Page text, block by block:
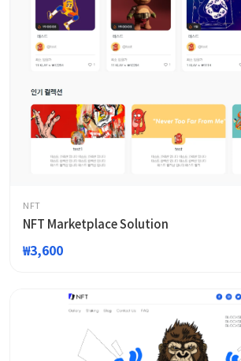
NFT
NFT Marketplace Solution
₩3,600